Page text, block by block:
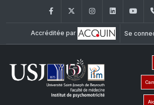
FacebookTwitter InstagramLinkedIn
Accréditée par Se